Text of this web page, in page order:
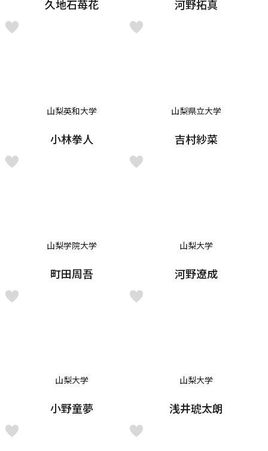
久地石苺花 河野拓真
山梨英和大学
小林拳人
山梨県立大学
吉村紗菜
山梨学院大学
町田周吾
山梨大学
河野遼成
山梨大学
小野童夢
山梨大学
浅井琥太朗